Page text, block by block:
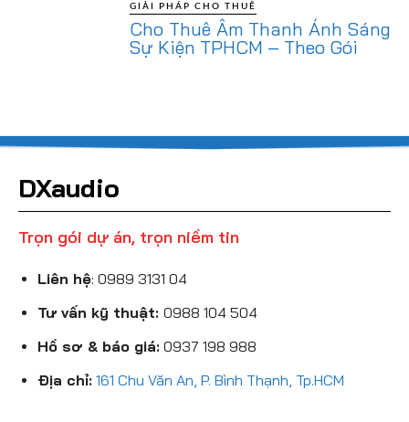
GIẢI PHÁP CHO THUÊ
Cho Thuê Âm Thanh Ánh Sáng
Sự Kiện TPHCM – Theo Gói
DXaudio
Trọn gói dự án, trọn niềm tin
Liên hệ: 0989 3131 04
Tư vấn kỹ thuật: 0988 104 504
Hồ sơ & báo giá: 0937 198 988
Địa chỉ: 161 Chu Văn An, P. Bình Thạnh, Tp.HCM